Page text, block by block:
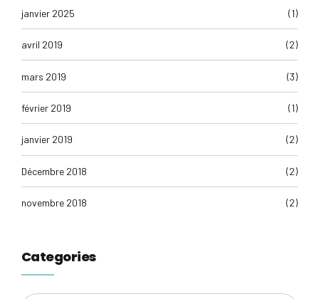
janvier 2025 (1)
avril 2019 (2)
mars 2019 (3)
février 2019 (1)
janvier 2019 (2)
Décembre 2018 (2)
novembre 2018 (2)
Categories